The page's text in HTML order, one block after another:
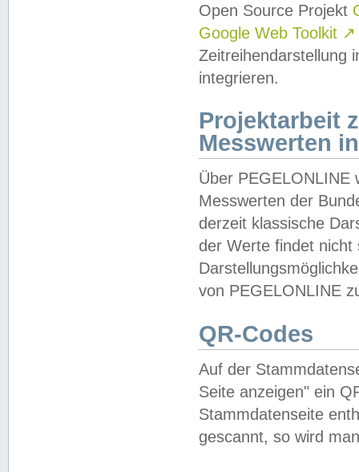
Open Source Projekt
Google Web Toolkit ↗
Zeitreihendarstellung
integrieren.
Projektarbeit
Messwerten
Über PEGELONLINE
Messwerten der
derzeit klassische
der Werte findet
von PEGELONLINE
QR-Codes
Auf der
Seite anzeigen" ein
Stammdatenseite
gescannt, so wird